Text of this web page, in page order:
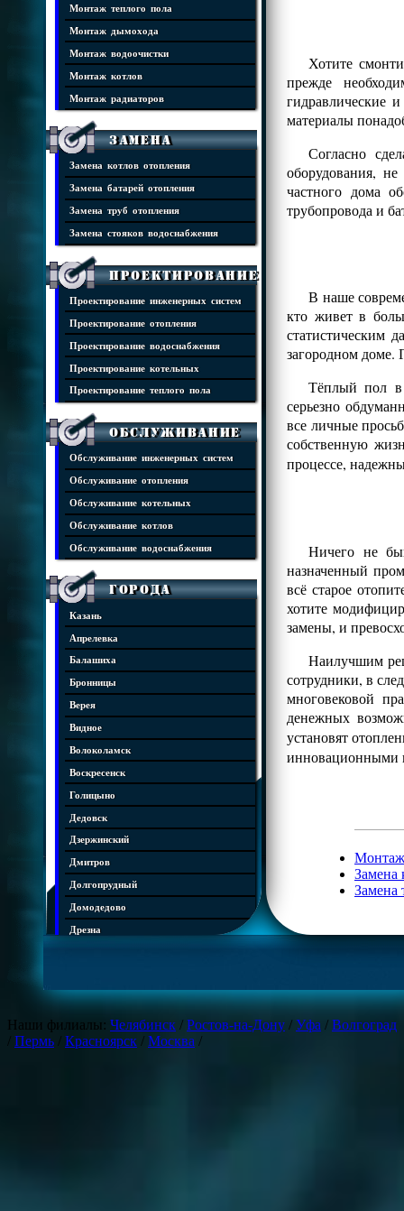
Монтаж теплого пола
Монтаж дымохода
Монтаж водоочистки
Монтаж котлов
Монтаж радиаторов
Замена
Замена котлов отопления
Замена батарей отопления
Замена труб отопления
Замена стояков водоснабжения
Проектирование
Проектирование инженерных систем
Проектирование отопления
Проектирование водоснабжения
Проектирование котельных
Проектирование теплого пола
Обслуживание
Обслуживание инженерных систем
Обслуживание отопления
Обслуживание котельных
Обслуживание котлов
Обслуживание водоснабжения
Города
Казань
Апрелевка
Балашиха
Бронницы
Верея
Видное
Волоколамск
Воскресенск
Голицыно
Дедовск
Дзержинский
Дмитров
Долгопрудный
Домодедово
Дрезна
Железнодорожный
Жуковский
Зарайск
Хотите
прежде
гидравлические
материалы
Согласно
оборудования,
частного дома
трубопровода и
В наше
кто живет в
статистическим
загородном доме.
Тёплый пол в
серьезно
все личные
собственную
процессе,
Ничего не
назначенный
всё старое
хотите
замены, и
Наилучшим
сотрудники, в
многовековой
денежных
установят
Монтаж
Замена
Замена
Наши филиалы: Челябинск / Ростов-на-Дону / Уфа / Волгоград
Пермь Красноярск / Москва /